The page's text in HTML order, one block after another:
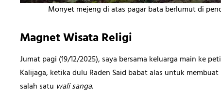
Monyet mejeng di atas pagar bata berlumut di
Magnet Wisata Religi
Jumat pagi (19/12/2025), saya bersama keluarga main ke
Kalijaga, ketika dulu Raden Said babat alas untuk membuat
salah satu wali sanga.